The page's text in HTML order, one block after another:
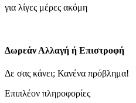
ΤΟΥ
για λίγες μέρες ακόμη
Δωρεάν Αλλαγή ή Επιστροφή
Δε σας κάνει; Κανένα πρόβλημα!
Επιπλέον πληροφορίες